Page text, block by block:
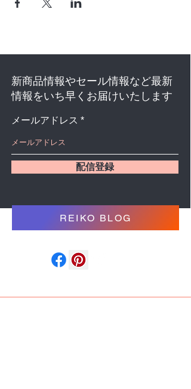
新商品情報やセール情報など最新
情報をいち早くお届けいたします
メールアドレス
配信登録
REIKO BLOG